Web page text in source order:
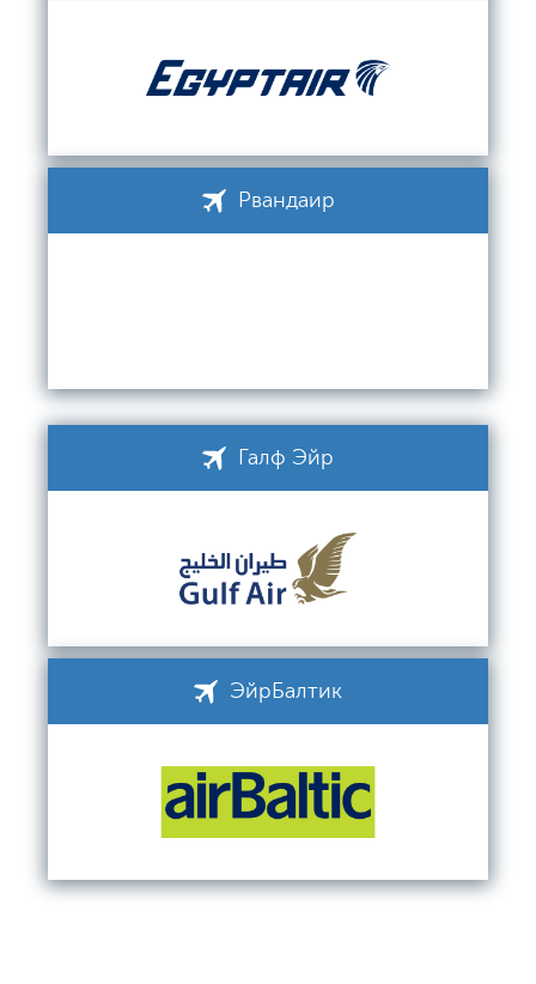
Рвандаир
Галф Эйр
ЭйрБалтик